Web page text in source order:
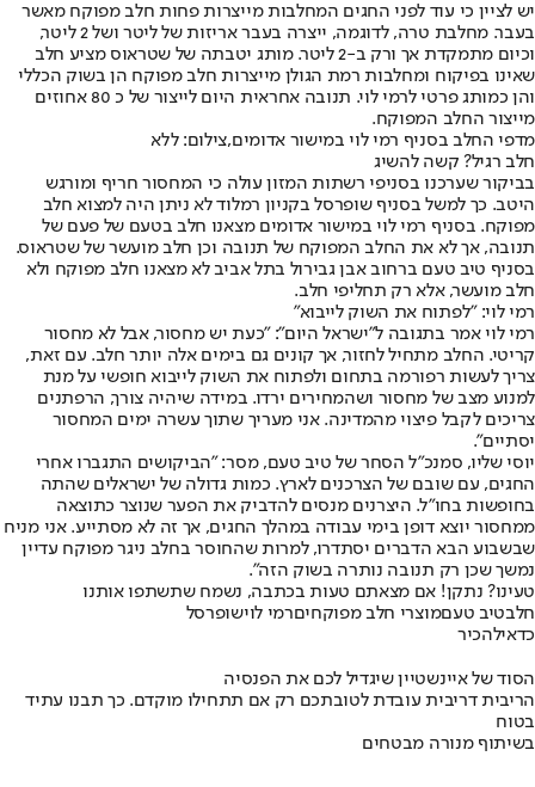
יש לציין כי עוד לפני החגים המחלבות מייצרות פחות חלב מפוקח מאשר
בעבר. מחלבת טרה, לדוגמה, ייצרה בעבר אריזות של ליטר ושל 2 ליטר,
וכיום מתמקדת אך ורק ב-2 ליטר. מותג יטבתה של שטראוס מציע חלב
שאינו בפיקוח ומחלבות רמת הגולן מייצרות חלב מפוקח הן בשוק הכללי
והן כמותג פרטי לרמי לוי. תנובה אחראית היום לייצור של כ 80 אחוזים
מייצור החלב המפוקח.
מדפי החלב בסניף רמי לוי במישור אדומים,צילום: ללא
חלב רגיל? קשה להשיג
בביקור שערכנו בסניפי רשתות המזון עולה כי המחסור חריף ומורגש
היטב. כך למשל בסניף שופרסל בקניון רמלוד לא ניתן היה למצוא חלב
מפוקח. בסניף רמי לוי במישור אדומים מצאנו חלב בטעם של פעם של
תנובה, אך לא את החלב המפוקח של תנובה וכן חלב מועשר של שטראוס.
בסניף טיב טעם ברחוב אבן גבירול בתל אביב לא מצאנו חלב מפוקח ולא
חלב מועשר, אלא רק תחליפי חלב.
רמי לוי: "לפתוח את השוק לייבוא"
רמי לוי אמר בתגובה ל"ישראל היום": "כעת יש מחסור, אבל לא מחסור
קריטי. החלב מתחיל לחזור, אך קונים גם בימים אלה יותר חלב. עם זאת,
צריך לעשות רפורמה בתחום ולפתוח את השוק לייבוא חופשי על מנת
למנוע מצב של מחסור ושהמחירים ירדו. במידה שיהיה צורך, הרפתנים
צריכים לקבל פיצוי מהמדינה. אני מעריך שתוך עשרה ימים המחסור
יסתיים".
יוסי שליו, סמנכ"ל הסחר של טיב טעם, מסר: "הביקושים התגברו אחרי
החגים, עם שובם של הצרכנים לארץ. כמות גדולה של ישראלים שהתה
בחופשות בחו"ל. היצרנים מנסים להדביק את הפער שנוצר כתוצאה
ממחסור יוצא דופן בימי עבודה במהלך החגים, אך זה לא מסתייע. אני מניח
שבשבוע הבא הדברים יסתדרו, למרות שהחוסר בחלב ניגר מפוקח עדיין
נמשך שכן רק תנובה נותרה בשוק הזה״.
טעינו? נתקן! אם מצאתם טעות בכתבה, נשמח שתשתפו אותנו
חלבטיב טעםמוצרי חלב מפוקחיםרמי לוישופרסל
כדאילהכיר
הסוד של איינשטיין שיגדיל לכם את הפנסיה
הריבית דריבית עובדת לטובתכם רק אם תתחילו מוקדם. כך תבנו עתיד
בטוח
בשיתוף מנורה מבטחים